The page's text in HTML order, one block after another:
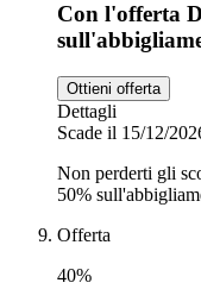
Con l'offerta
Ottieni offerta
Dettagli
Scade il 15/12/
Non perderti gli
50%
Offerta
40%